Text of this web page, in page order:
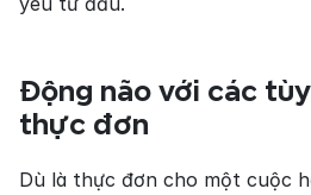
Động não với các
thực đơn
Dù là thực đơn cho một cuộc